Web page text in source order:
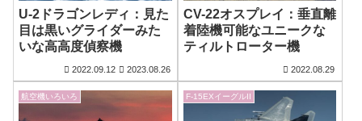
U-2ドラゴンレディ：見た
目は黒いグライダーみた
いな高高度偵察機
2022.09.12 2023.08.26
CV-22オスプレイ：垂直離
着陸機可能なユニークな
ティルトローター機
2022.08.29
航空機いろいろ F-15EXイーグルII